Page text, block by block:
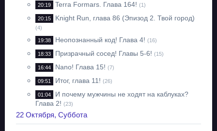
20:19 Terra Formars. Глава 164! (1)
20:15 Knight Run, глава 86 (Эпизод 2. Твой город)
(4)
19:38 Неопознанный код! Глава 4! (16)
18:33 Призрачный сосед! Главы 5-6! (15)
16:44 Nano! Глава 15! (7)
09:51 Итог, глава 11! (26)
01:04
И почему мужчины не ходят на каблуках?
Глава 2! (23)
22 Октября, Суббота